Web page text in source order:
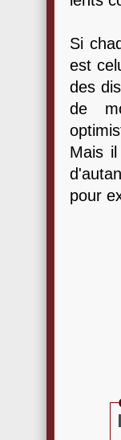
Si
est
des
de
Mais
pour